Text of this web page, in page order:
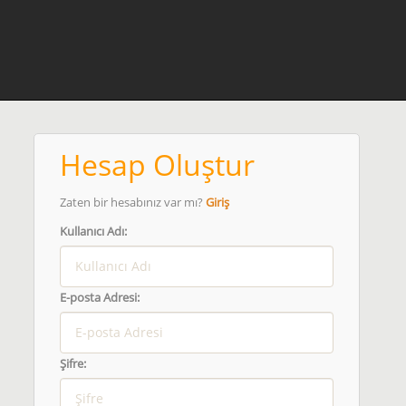
Hesap Oluştur
Zaten bir hesabınız var mı? Giriş
Kullanıcı Adı:
E-posta Adresi:
Şifre: